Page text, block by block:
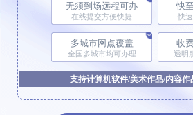
无须到场远程可办
在线提交方便快捷
快
快
多城市网点覆盖
全国多城市均可办理
收
透明
支持计算机软件/美术作品/内容作